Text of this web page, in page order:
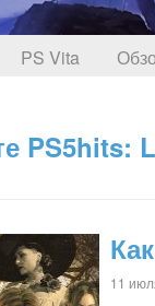
PS Vita
PS5hits:
11